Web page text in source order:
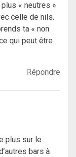
« neutres »
celle de nils.
ta « non
qui peut être
Répondre
plus sur le
bars à